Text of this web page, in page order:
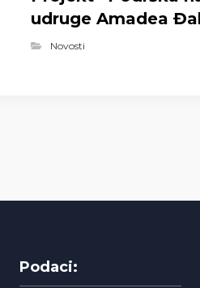
udruge Amadea
Novosti
Podaci: